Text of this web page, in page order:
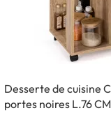
Desserte de cuisine
portes noires L.76 CM